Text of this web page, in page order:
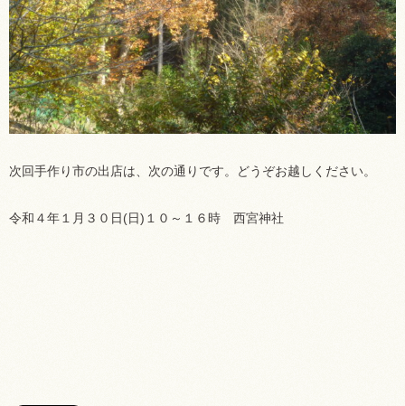
次回手作り市の出店は、次の通りです。どうぞお越しください。
令和４年１月３０日(日)１０～１６時 西宮神社